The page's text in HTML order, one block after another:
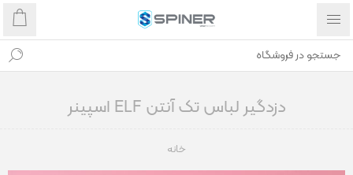
دزدگیر لباس تک آنتن ELF اسپینر
خانه